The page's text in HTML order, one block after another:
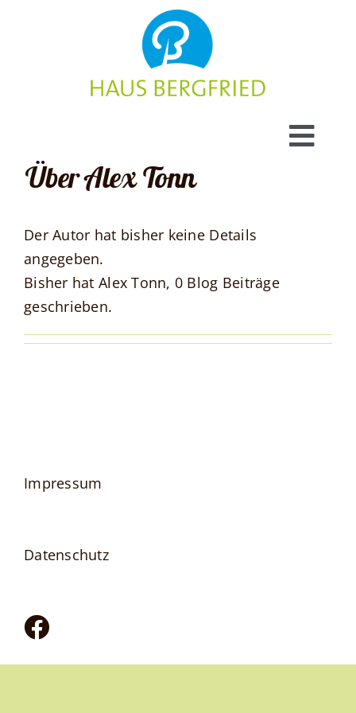
Bilder
Highlights
Buchung
Kontakt
ÜberAlex Tonn
Der Autor hat bisher keine Details
angegeben.
Bisher hat Alex Tonn, 0 Blog Beiträge
geschrieben.
Impressum
Datenschutz